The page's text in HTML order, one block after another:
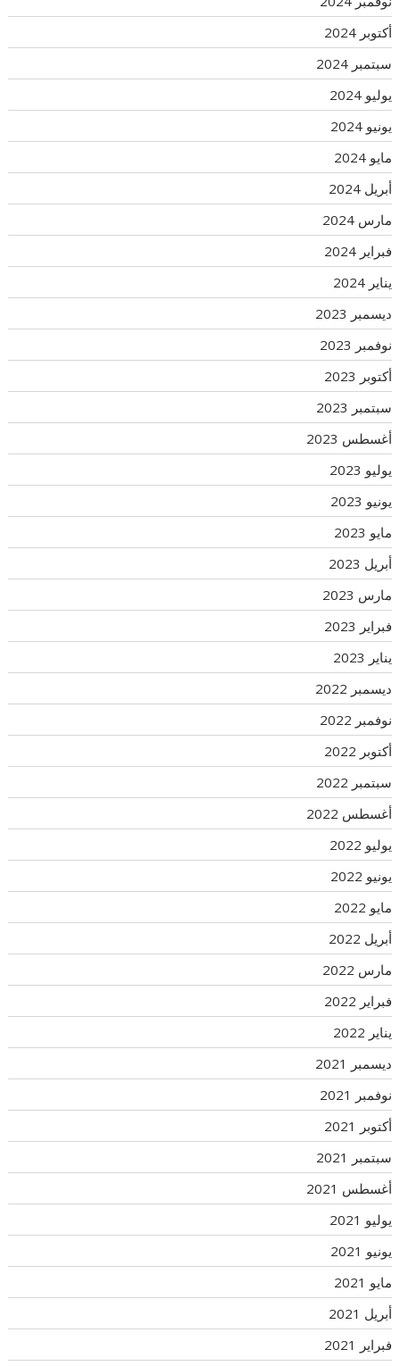
أكتوبر 2024
سبتمبر 2024
يوليو 2024
يونيو 2024
مايو 2024
أبريل 2024
مارس 2024
فبراير 2024
يناير 2024
ديسمبر 2023
نوفمبر 2023
أكتوبر 2023
سبتمبر 2023
أغسطس 2023
يوليو 2023
يونيو 2023
مايو 2023
أبريل 2023
مارس 2023
فبراير 2023
يناير 2023
ديسمبر 2022
نوفمبر 2022
أكتوبر 2022
سبتمبر 2022
أغسطس 2022
يوليو 2022
يونيو 2022
مايو 2022
أبريل 2022
مارس 2022
فبراير 2022
يناير 2022
ديسمبر 2021
نوفمبر 2021
أكتوبر 2021
سبتمبر 2021
أغسطس 2021
يوليو 2021
يونيو 2021
مايو 2021
أبريل 2021
فبراير 2021